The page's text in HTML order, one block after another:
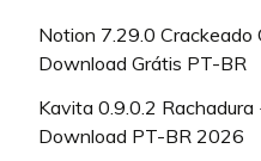
Notion 7.29.0 Crackeado
Download Grátis PT-BR
Kavita 0.9.0.2
Download PT-BR 2026